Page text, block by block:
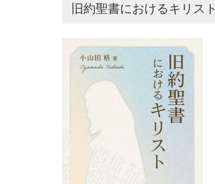
旧約聖書におけるキリスト